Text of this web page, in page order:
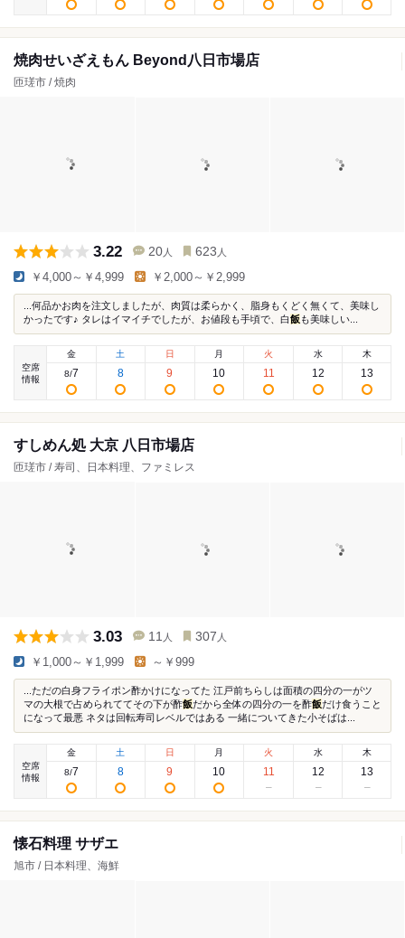
焼肉せいざえもん Beyond八日市場店
匝瑳市 / 焼肉
3.22 20 人 623 人
￥4,000～￥4,999 ￥2,000～￥2,999
...何品かお肉を注文しましたが、肉質は柔らかく、脂身もくどく無くて、美味し
かったです♪ タレはイマイチでしたが、お値段も手頃で、白飯 も美味しい...
空席
情報
金
8/7
土
8
日
9
月
10
火
11
水
12
木
13
すしめん処 大京 八日市場店
匝瑳市 / 寿司、日本料理、ファミレス
3.03 11 人 307 人
￥1,000～￥1,999 ～￥999
...ただの白身フライポン酢かけになってた 江戸前ちらしは面積の四分の一がツ
マの大根で占められててその下が酢飯だから全体の四分の一を酢飯だけ食うこと
になって最悪 ネタは回転寿司レベルではある 一緒についてきた小そばは...
空席
情報
金
8/7
土
8
日
9
月
10
火
11
水
12
木
13
懐石料理 サザエ
旭市 / 日本料理、海鮮